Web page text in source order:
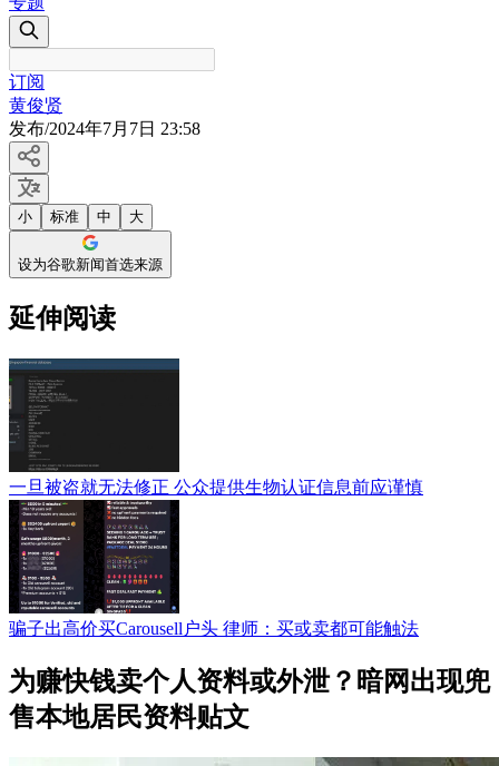
订阅
黄俊贤
发布/2024年7月7日 23:58
小 标准 中 大
设为谷歌新闻首选来源
延伸阅读
一旦被盗就无法修正 公众提供生物认证信息前应谨慎
骗子出高价买Carousell户头 律师：买或卖都可能触法
为赚快钱卖个人资料或外泄？暗网出现兜
售本地居民资料贴文